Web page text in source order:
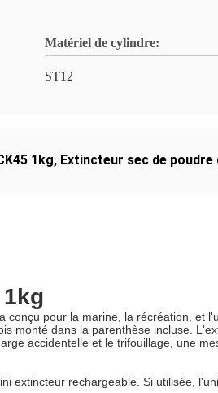
Matériel de cylindre:
ST12
1kg, Extincteur sec de poudre
conçu pour la marine, la récréation,
monté dans la parenthèse incluse.
accidentelle et le trifouillage, une
extincteur rechargeable. Si utilisée,